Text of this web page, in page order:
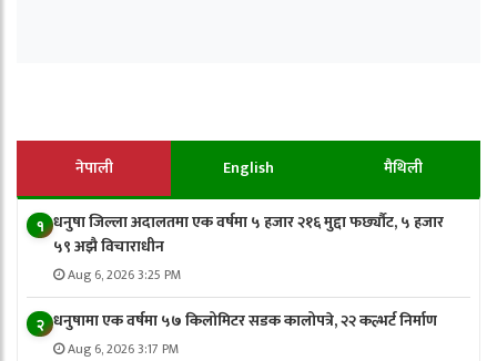
नेपाली English मैथिली
१ धनुषा जिल्ला अदालतमा एक वर्षमा ५ हजार २१६ मुद्दा फर्छ्यौट, ५ हजार
५९ अझै विचाराधीन
Aug 6, 2026 3:25 PM
२ धनुषामा एक वर्षमा ५७ किलोमिटर सडक कालोपत्रे, २२ कल्भर्ट निर्माण
Aug 6, 2026 3:17 PM